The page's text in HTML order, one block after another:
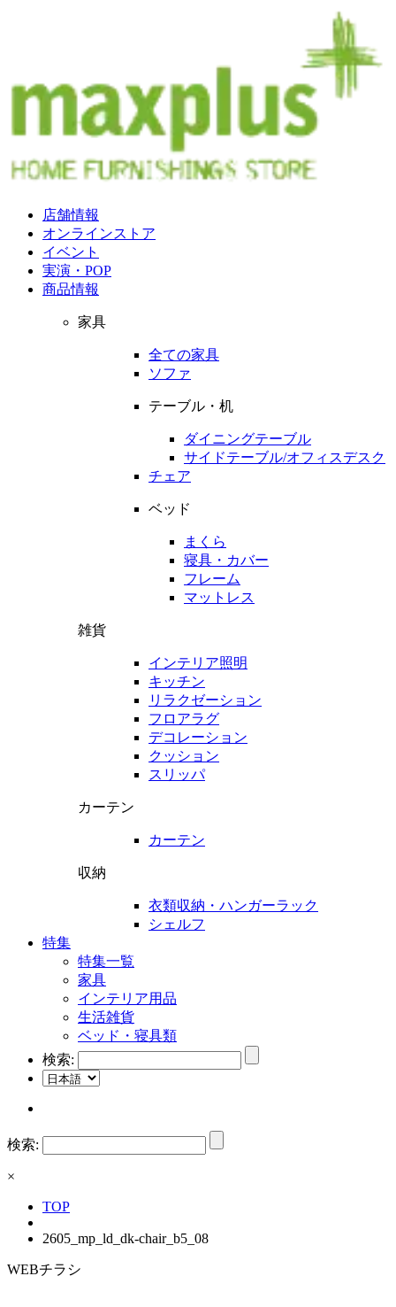
店舗情報
オンラインストア
イベント
実演・POP
商品情報
家具
全ての家具
ソファ
テーブル・机
ダイニングテーブル
サイドテーブル/オフィスデスク
チェア
ベッド
まくら
寝具・カバー
フレーム
マットレス
雑貨
インテリア照明
キッチン
リラクゼーション
フロアラグ
デコレーション
クッション
スリッパ
カーテン
カーテン
収納
衣類収納・ハンガーラック
シェルフ
特集
特集一覧
家具
インテリア用品
生活雑貨
ベッド・寝具類
検索:
検索:
×
TOP
2605_mp_ld_dk-chair_b5_08
WEBチラシ